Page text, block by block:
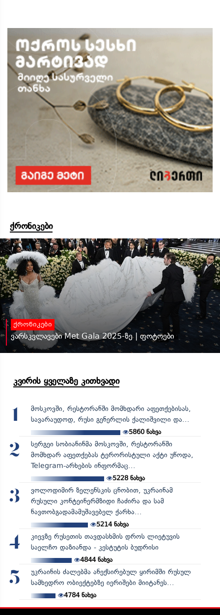
ქრონიკები
ქრონიკები
ვარსკვლავები Met Gala 2025-ზე | ფოტოები
კვირის ყველაზე კითხვადი
1
მოსკოვში, რესტორანში მომხდარი აფეთქებისას,
სავარაუდოდ, რუსი გენერლის ქალიშვილი და...
5860ნახვა
2
სერგეი სობიანინმა მოსკოვში, რესტორანში
მომხდარ აფეთქებას ტერორისტული აქტი უწოდა,
Telegram-არხების ინფორმაც...
5228ნახვა
3
ვოლოდიმირ ზელენსკის ცნობით, უკრაინამ
რუსული კონტეინერმზიდი ჩაძირა და სამ
ნავთობგადამამუშავებელ ქარხა...
5214ნახვა
4
კიევზე რუსეთის თავდასხმის დროს ლიეტუვის
საელჩო დაზიანდა - კესტუტის ბუდრისი
4844ნახვა
5
უკრაინის ძალებმა ანექსირებულ ყირიმში რუსულ
სამხედრო ობიექტებზე იერიშები მიიტანეს...
4784ნახვა